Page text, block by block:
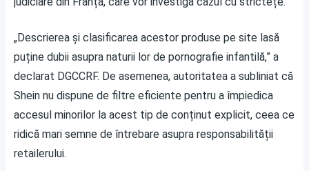
„Descrierea și clasificarea acestor produse pe site lasă
puține dubii asupra naturii lor de pornografie infantilă,” a
declarat DGCCRF. De asemenea, autoritatea a subliniat că
Shein nu dispune de filtre eficiente pentru a împiedica
accesul minorilor la acest tip de conținut explicit, ceea ce
ridică mari semne de întrebare asupra responsabilității
retailerului.